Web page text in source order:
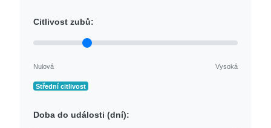
Citlivost zubů:
Nulová Vysoká
Střední citlivost
Doba do události (dní):